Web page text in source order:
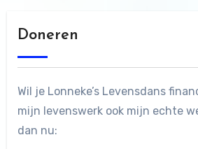
Doneren
Wil je Lonneke’s Levensdans
mijn levenswerk ook mijn echte
dan nu: